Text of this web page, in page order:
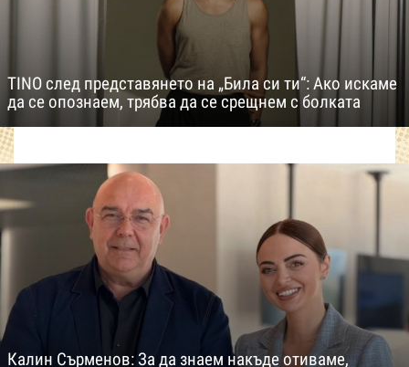
TINO след представянето на „Била си ти“: Ако искаме
да се опознаем, трябва да се срещнем с болката
Калин Сърменов: За да знаем накъде отиваме,